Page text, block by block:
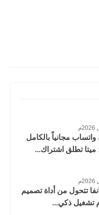
مجانياً بالكامل
ميتا تطلق اشتراك...
تتحول من أداة تصميم
تشغيل ذكي...